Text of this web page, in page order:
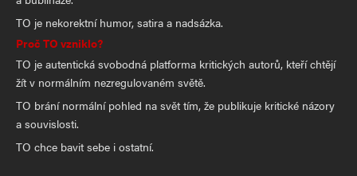
TO je nekorektní humor, satira a nadsázka.
Proč TO vzniklo?
TO je autentická svobodná platforma kritických autorů, kteří chtějí
žít v normálním nezregulovaném světě.
TO brání normální pohled na svět tím, že publikuje kritické názory
a souvislosti.
TO chce bavit sebe i ostatní.